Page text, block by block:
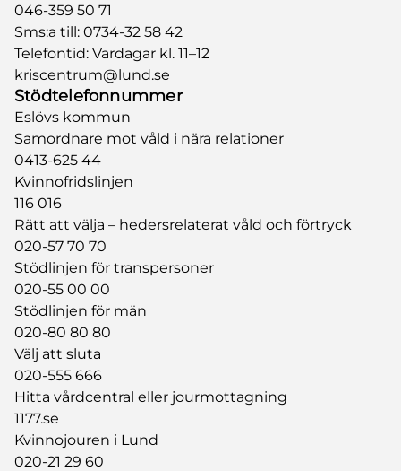
046-359 50 71
Sms:a till: 0734-32 58 42
Telefontid: Vardagar kl. 11–12
kriscentrum@lund.se
Stödtelefonnummer
Eslövs kommun
Samordnare mot våld i nära relationer
0413-625 44
Kvinnofridslinjen
116 016
Rätt att välja – hedersrelaterat våld och förtryck
020-57 70 70
Stödlinjen för transpersoner
020-55 00 00
Stödlinjen för män
020-80 80 80
Välj att sluta
020-555 666
Hitta vårdcentral eller jourmottagning
1177.se
Kvinnojouren i Lund
020-21 29 60